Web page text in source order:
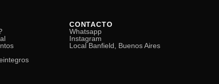
CONTACTO
Whatsapp
Instagram
Local Banfield, Buenos Aires